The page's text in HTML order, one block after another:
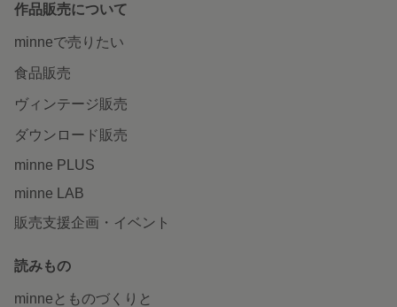
作品販売について
minneで売りたい
食品販売
ヴィンテージ販売
ダウンロード販売
minne PLUS
minne LAB
販売支援企画・イベント
読みもの
minneとものづくりと